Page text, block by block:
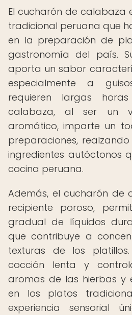
El cucharón de calabaza
tradicional peruana que
en la preparación de
gastronomía del país.
aporta un sabor
especialmente a
requieren largas
calabaza, al ser un
aromático, imparte un
preparaciones,
ingredientes autóctonos
cocina peruana.
Además, el cucharón de
recipiente poroso,
gradual de líquidos
que contribuye a
texturas de los
cocción lenta y
aromas de las hierbas y
en los platos
experiencia sensorial